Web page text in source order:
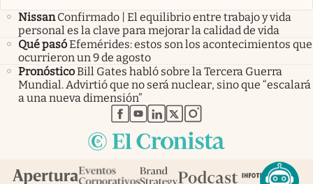
Nissan Confirmado | El equilibrio entre trabajo y vida
personal es la clave para mejorar la calidad de vida
Qué pasóEfemérides: estos son los acontecimientos que
ocurrieron un 9 de agosto
PronósticoBill Gates habló sobre la Tercera Guerra
Mundial. Advirtió que no será nuclear, sino que “escalará
a una nueva dimensión”
abre en nueva pestaña
abre en nueva pestaña
abre en nueva pestaña
abre en nueva pestaña
abre en nueva pestaña